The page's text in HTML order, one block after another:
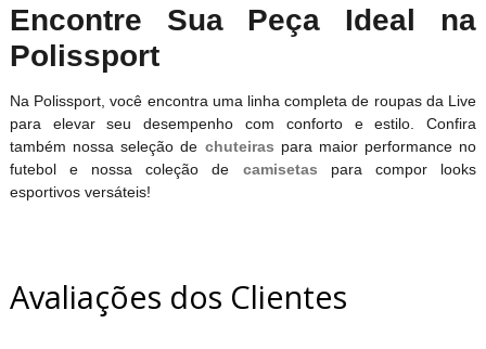
Encontre Sua Peça Ideal na
Polissport
Na Polissport, você encontra uma linha completa de roupas da Live
para elevar seu desempenho com conforto e estilo. Confira
também nossa seleção de chuteiras para maior performance no
futebol e nossa coleção de
camisetas para compor looks
esportivos versáteis!
Avaliações dos Clientes